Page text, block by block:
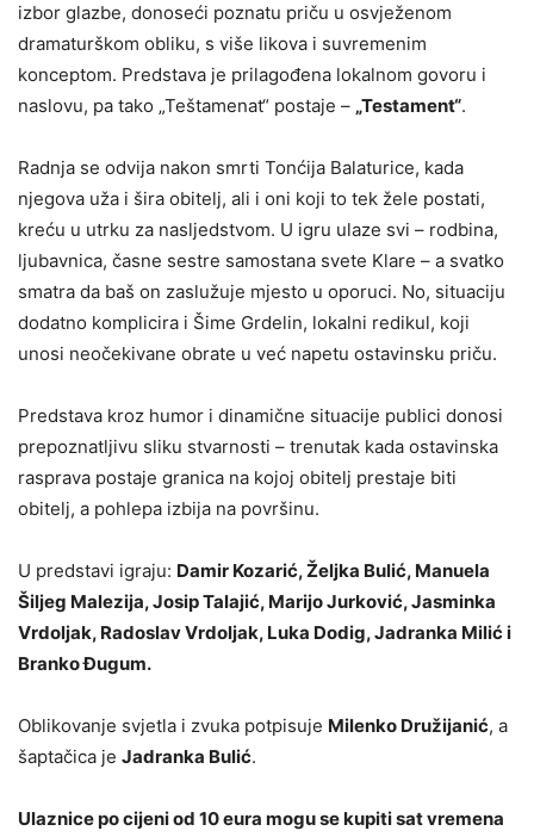
izbor glazbe, donoseći poznatu priču u osvježenom
dramaturškom obliku, s više likova i suvremenim
konceptom. Predstava je prilagođena lokalnom govoru i
naslovu, pa tako „Teštamenat“ postaje – „Testament“.
Radnja se odvija nakon smrti Tonćija Balaturice, kada
njegova uža i šira obitelj, ali i oni koji to tek žele postati,
kreću u utrku za nasljedstvom. U igru ulaze svi – rodbina,
ljubavnica, časne sestre samostana svete Klare – a svatko
smatra da baš on zaslužuje mjesto u oporuci. No, situaciju
dodatno komplicira i Šime Grdelin, lokalni redikul, koji
unosi neočekivane obrate u već napetu ostavinsku priču.
Predstava kroz humor i dinamične situacije publici donosi
prepoznatljivu sliku stvarnosti – trenutak kada ostavinska
rasprava postaje granica na kojoj obitelj prestaje biti
obitelj, a pohlepa izbija na površinu.
U predstavi igraju: Damir Kozarić, Željka Bulić, Manuela
Šiljeg Malezija, Josip Talajić, Marijo Jurković, Jasminka
Vrdoljak, Radoslav Vrdoljak, Luka Dodig, Jadranka Milić i
Branko Đugum.
Oblikovanje svjetla i zvuka potpisuje Milenko Družijanić, a
šaptačica je Jadranka Bulić.
Ulaznice po cijeni od 10 eura mogu se kupiti sat vremena